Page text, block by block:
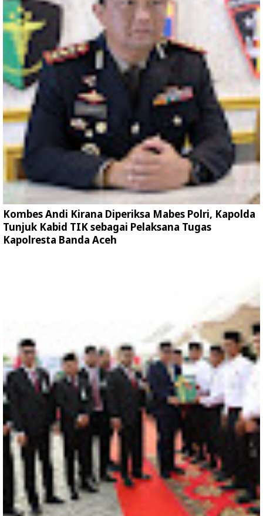
Kombes Andi Kirana Diperiksa Mabes Polri, Kapolda
Tunjuk Kabid TIK sebagai Pelaksana Tugas
Kapolresta Banda Aceh